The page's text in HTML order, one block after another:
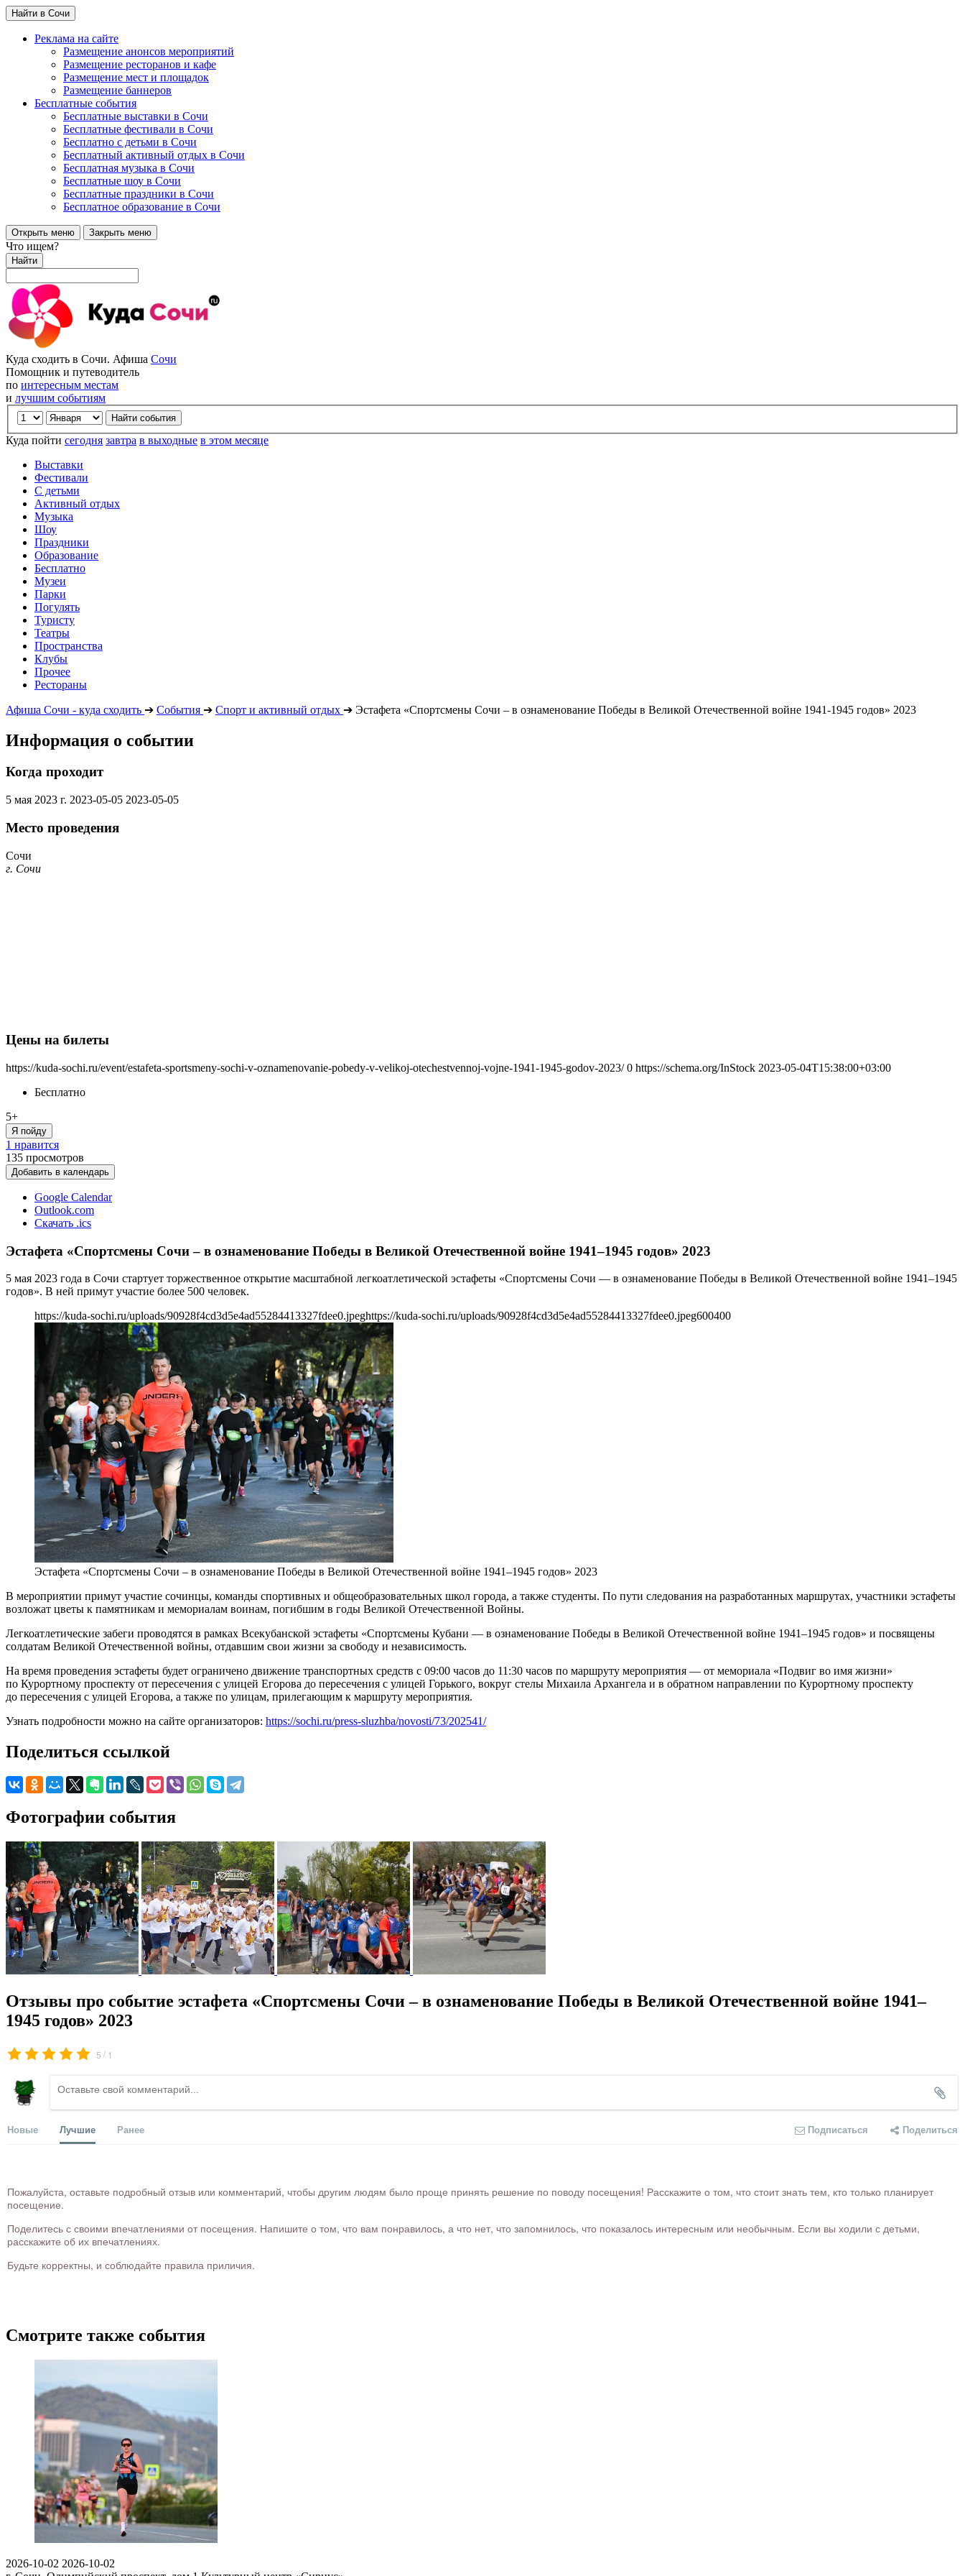
Найти в Сочи
Реклама на сайте
Размещение анонсов мероприятий
Размещение ресторанов и кафе
Размещение мест и площадок
Размещение баннеров
Бесплатные события
Бесплатные выставки в Сочи
Бесплатные фестивали в Сочи
Бесплатно с детьми в Сочи
Бесплатный активный отдых в Сочи
Бесплатная музыка в Сочи
Бесплатные шоу в Сочи
Бесплатные праздники в Сочи
Бесплатное образование в Сочи
Открыть меню Закрыть меню
Что ищем?
Найти
Куда сходить в Сочи. Афиша Сочи
Помощник и путеводитель
по интересным местам
и лучшим событиям
Куда пойти сегодня завтра в выходные в этом месяце
Выставки
Фестивали
С детьми
Активный отдых
Музыка
Шоу
Праздники
Образование
Бесплатно
Музеи
Парки
Погулять
Туристу
Театры
Пространства
Клубы
Прочее
Рестораны
Афиша Сочи - куда сходить ➔ События ➔ Спорт и активный отдых ➔ Эстафета «Спортсмены Сочи – в ознаменование Победы в Великой Отечественной войне 1941-1945 годов» 2023
Информация о событии
Когда проходит
5 мая 2023 г. 2023-05-05 2023-05-05
Место проведения
Сочи
г. Сочи
Цены на билеты
https://kuda-sochi.ru/event/estafeta-sportsmeny-sochi-v-oznamenovanie-pobedy-v-velikoj-otechestvennoj-vojne-1941-1945-godov-2023/ 0 https://schema.org/InStock 2023-05-04T15:38:00+03:00
Бесплатно
5+
Я пойду
1 нравится
135 просмотров
Добавить в календарь
Google Calendar
Outlook.com
Скачать .ics
Эстафета «Спортсмены Сочи – в ознаменование Победы в Великой Отечественной войне 1941–1945 годов» 2023
5 мая 2023 года в Сочи стартует торжественное открытие масштабной легкоатлетической эстафеты «Спортсмены Сочи — в ознаменование Победы в Великой Отечественной войне 1941–1945
годов». В ней примут участие более 500 человек.
https://kuda-sochi.ru/uploads/90928f4cd3d5e4ad55284413327fdee0.jpeghttps://kuda-sochi.ru/uploads/90928f4cd3d5e4ad55284413327fdee0.jpeg600400
Эстафета «Спортсмены Сочи – в ознаменование Победы в Великой Отечественной войне 1941–1945 годов» 2023
В мероприятии примут участие сочинцы, команды спортивных и общеобразовательных школ города, а также студенты. По пути следования на разработанных маршрутах, участники эстафеты
возложат цветы к памятникам и мемориалам воинам, погибшим в годы Великой Отечественной Войны.
Легкоатлетические забеги проводятся в рамках Всекубанской эстафеты «Спортсмены Кубани — в ознаменование Победы в Великой Отечественной войне 1941–1945 годов» и посвящены
солдатам Великой Отечественной войны, отдавшим свои жизни за свободу и независимость.
На время проведения эстафеты будет ограничено движение транспортных средств с 09:00 часов до 11:30 часов по маршруту мероприятия — от мемориала «Подвиг во имя жизни»
по Курортному проспекту от пересечения с улицей Егорова до пересечения с улицей Горького, вокруг стелы Михаила Архангела и в обратном направлении по Курортному проспекту
до пересечения с улицей Егорова, а также по улицам, прилегающим к маршруту мероприятия.
Узнать подробности можно на сайте организаторов: https://sochi.ru/press-sluzhba/novosti/73/202541/
Поделиться ссылкой
Фотографии события
Отзывы про событие эстафета «Спортсмены Сочи – в ознаменование Победы в Великой Отечественной войне 1941–
1945 годов» 2023
5 / 1
Новые Лучшие Ранее Подписаться Поделиться
Пожалуйста, оставьте подробный отзыв или комментарий, чтобы другим людям было проще принять решение по поводу посещения! Расскажите о том, что стоит знать тем, кто только планирует
посещение.
Поделитесь с своими впечатлениями от посещения. Напишите о том, что вам понравилось, а что нет, что запомнилось, что показалось интересным или необычным. Если вы ходили с детьми,
расскажите об их впечатлениях.
Будьте корректны, и соблюдайте правила приличия.
Смотрите также события
2026-10-02 2026-10-02